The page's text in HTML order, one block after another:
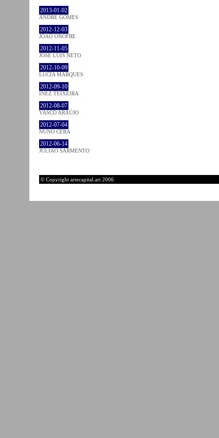
2013-01-02
ANDRÉ GOMES
2012-12-03
JOÃO ONOFRE
2012-11-05
JOSÉ LUÍS NETO
2012-10-09
LÚCIA MARQUES
2012-09-10
INEZ TEIXEIRA
2012-08-07
VASCO ARAÚJO
2012-07-04
NUNO CERA
2012-06-14
JULIÃO SARMENTO
© Copyright artecapital.art 2006